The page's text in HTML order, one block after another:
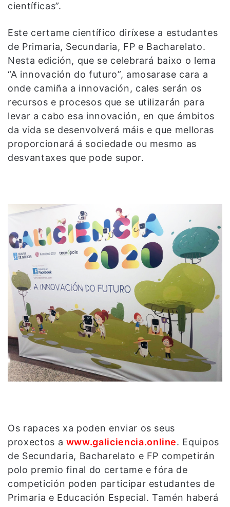
científicas”.
Este certame científico diríxese a estudantes
de Primaria, Secundaria, FP e Bacharelato.
Nesta edición, que se celebrará baixo o lema
“A innovación do futuro”, amosarase cara a
onde camiña a innovación, cales serán os
recursos e procesos que se utilizarán para
levar a cabo esa innovación, en que ámbitos
da vida se desenvolverá máis e que melloras
proporcionará á sociedade ou mesmo as
desvantaxes que pode supor.
Os rapaces xa poden enviar os seus
proxectos a www.galiciencia.online. Equipos
de Secundaria, Bacharelato e FP competirán
polo premio final do certame e fóra de
competición poden participar estudantes de
Primaria e Educación Especial. Tamén haberá